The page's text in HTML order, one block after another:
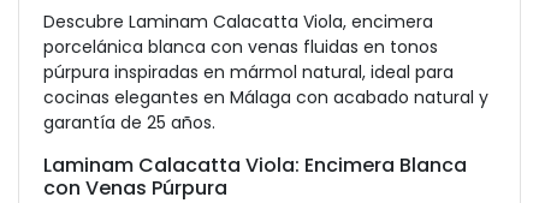
Descubre Laminam Calacatta Viola, encimera
porcelánica blanca con venas fluidas en tonos
púrpura inspiradas en mármol natural, ideal para
cocinas elegantes en Málaga con acabado natural y
garantía de 25 años.
Laminam Calacatta Viola: Encimera Blanca
con Venas Púrpura